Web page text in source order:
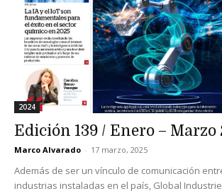
2024
Edición 139 / Enero – Marzo
Marco Alvarado - 17 marzo, 2025
Además de ser un vínculo de comunicación
industrias instaladas en el país, Global